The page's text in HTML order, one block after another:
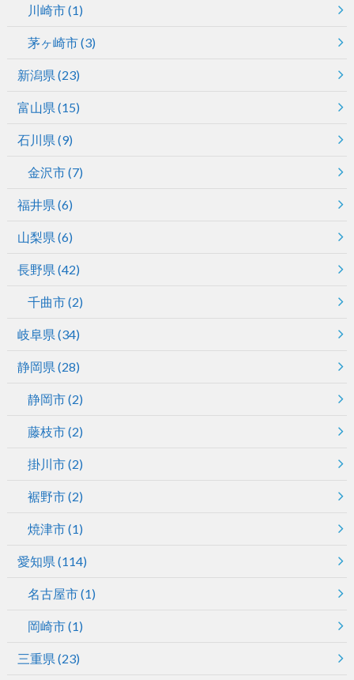
川崎市(1)
茅ヶ崎市(3)
新潟県 (23)
富山県 (15)
石川県 (9)
金沢市(7)
福井県 (6)
山梨県 (6)
長野県 (42)
千曲市(2)
岐阜県 (34)
静岡県 (28)
静岡市(2)
藤枝市(2)
掛川市(2)
裾野市(2)
焼津市(1)
愛知県 (114)
名古屋市(1)
岡崎市(1)
三重県 (23)